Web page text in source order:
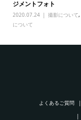
ジメントフォト
2020.07.24 撮影について,
について
よくあるご質問